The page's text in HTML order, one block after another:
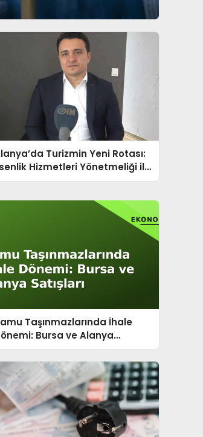
Turizmin Yeni Rotası:
Hizmetleri Yönetmeliği ile
Ay Hedefi
Taşınmazlarında İhale
Bursa ve Alanya